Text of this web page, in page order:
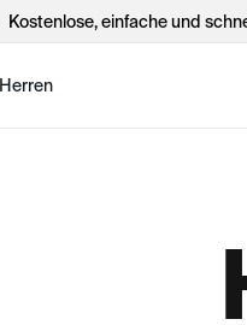
Kostenlose, einfache und
Herren